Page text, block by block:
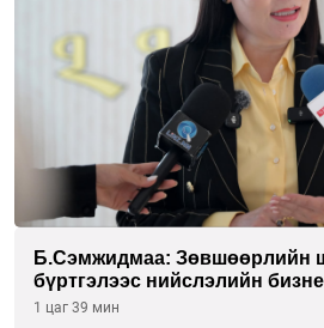
Б.Сэмжидмаа: Зөвшөөрлийн
бүртгэлээс нийслэлийн
чөлөөллөө
1 цаг 39 мин